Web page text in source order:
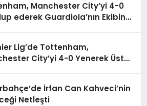
Manchester City’yi 4-0
ederek Guardiola’nın Ekibine
Lig’de Tottenham,
City’yi 4-0 Yenerek Üst
İrfan Can Kahveci’nin
Netleşti